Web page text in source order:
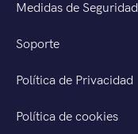
Medidas de Seguridad
Soporte
Política de Privacidad
Política de cookies